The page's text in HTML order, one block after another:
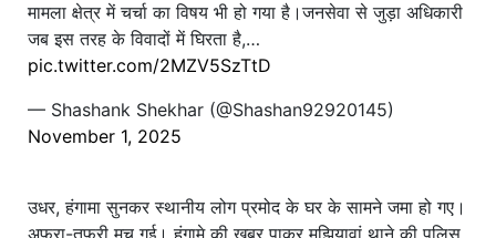
मामला क्षेत्र में चर्चा का विषय भी हो गया है।जनसेवा से जुड़ा अधिकारी
जब इस तरह के विवादों में घिरता है,…
pic.twitter.com/2MZV5SzTtD
— Shashank Shekhar (@Shashan92920145)
November 1, 2025
उधर, हंगामा सुनकर स्थानीय लोग प्रमोद के घर के सामने जमा हो गए।